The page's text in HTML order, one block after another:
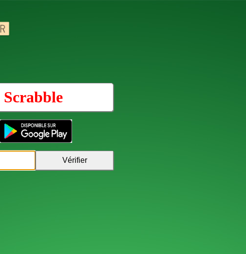
Scrabble